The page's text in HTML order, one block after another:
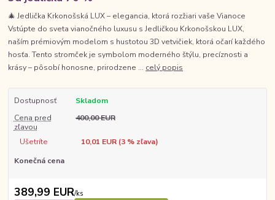
🎄 Jedlička Krkonošská LUX – elegancia, ktorá rozžiari vaše Vianoce
Vstúpte do sveta vianočného luxusu s Jedličkou Krkonošskou LUX,
naším prémiovým modelom s hustotou 3D vetvičiek, ktorá očarí každého
hosťa. Tento stromček je symbolom moderného štýlu, precíznosti a
krásy – pôsobí honosne, prirodzene ... celý popis
Dostupnosť
Skladom
Cena pred
zľavou
400,00 EUR
Ušetríte 10,01 EUR (3% zľava)
Konečná cena
389,99 EUR/ks